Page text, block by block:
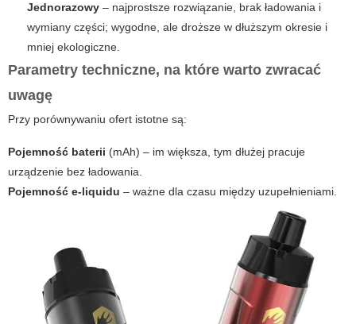
Jednorazowy – najprostsze rozwiązanie, brak ładowania i
wymiany części; wygodne, ale droższe w dłuższym okresie i
mniej ekologiczne.
Parametry techniczne, na które warto zwracać
uwagę
Przy porównywaniu ofert istotne są:
Pojemność baterii (mAh) – im większa, tym dłużej pracuje
urządzenie bez ładowania.
Pojemność e-liquidu – ważne dla czasu między uzupełnieniami.